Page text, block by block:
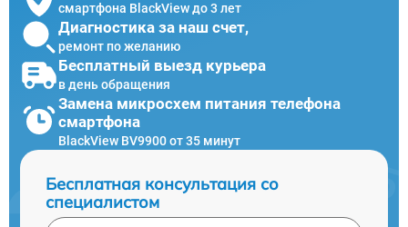
смартфона BlackView до 3 лет
Диагностика за наш счет,
ремонт по желанию
Бесплатный выезд курьера
в день обращения
Замена микросхем питания телефона
смартфона
BlackView BV9900 от 35 минут
Бесплатная консультация со
специалистом